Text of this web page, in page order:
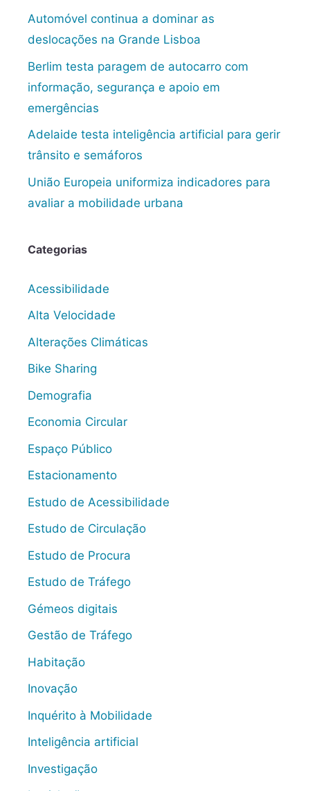
Automóvel continua a dominar as
deslocações na Grande Lisboa
Berlim testa paragem de autocarro com
informação, segurança e apoio em
emergências
Adelaide testa inteligência artificial para gerir
trânsito e semáforos
União Europeia uniformiza indicadores para
avaliar a mobilidade urbana
Categorias
Acessibilidade
Alta Velocidade
Alterações Climáticas
Bike Sharing
Demografia
Economia Circular
Espaço Público
Estacionamento
Estudo de Acessibilidade
Estudo de Circulação
Estudo de Procura
Estudo de Tráfego
Gémeos digitais
Gestão de Tráfego
Habitação
Inovação
Inquérito à Mobilidade
Inteligência artificial
Investigação